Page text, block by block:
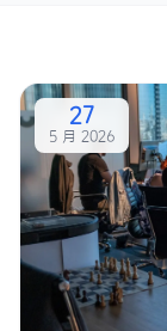
27
5 月 2026